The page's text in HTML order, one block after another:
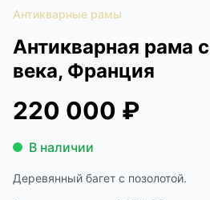
Антикварные рамы
Антикварная рама
века, Франция
220 000 ₽
В наличии
Деревянный багет с позолотой.